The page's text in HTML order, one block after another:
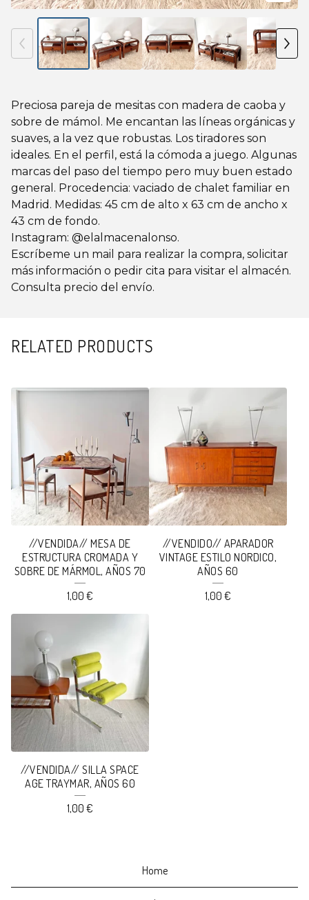
Preciosa pareja de mesitas con madera de caoba y
sobre de mámol. Me encantan las líneas orgánicas y
suaves, a la vez que robustas. Los tiradores son
ideales. En el perfil, está la cómoda a juego. Algunas
marcas del paso del tiempo pero muy buen estado
general. Procedencia: vaciado de chalet familiar en
Madrid. Medidas: 45 cm de alto x 63 cm de ancho x
43 cm de fondo.
Instagram: @elalmacenalonso.
Escríbeme un mail para realizar la compra, solicitar
más información o pedir cita para visitar el almacén.
Consulta precio del envío.
RELATED PRODUCTS
//VENDIDA// MESA DE
ESTRUCTURA CROMADA Y
SOBRE DE MÁRMOL, AÑOS 70
1,00 €
//VENDIDO// APARADOR
VINTAGE ESTILO NORDICO,
AÑOS 60
1,00 €
//VENDIDA// SILLA SPACE
AGE TRAYMAR, AÑOS 60
1,00 €
Home